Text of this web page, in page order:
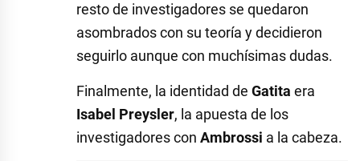
resto de investigadores se quedaron
asombrados con su teoría y decidieron
seguirlo aunque con muchísimas dudas.
Finalmente, la identidad de Gatita era
Isabel Preysler, la apuesta de los
investigadores con Ambrossi a la cabeza.